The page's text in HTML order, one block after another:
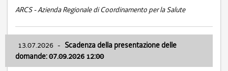
ARCS - Azienda Regionale di Coordinamento per la Salute
13.07.2026 - Scadenza della presentazione delle
domande: 07.09.2026 12:00